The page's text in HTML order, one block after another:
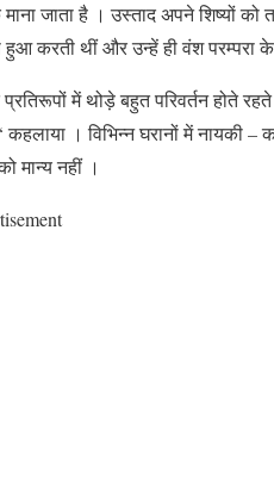
जाता है । उस्ताद अपने शिष्यों
हुआ करती थीं और उन्हें ही वंश परम्परा
प्रतिरूपों में थोड़े बहुत परिवर्तन होते
कहलाया । विभिन्न घरानों में नायकी –
मान्य नहीं ।